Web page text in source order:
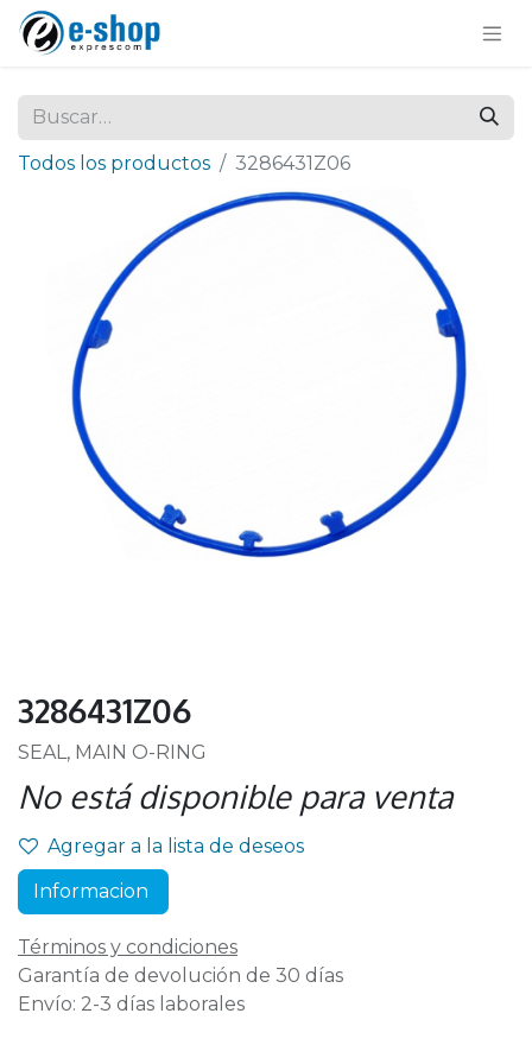
Todos los productos 3286431Z06
3286431Z06
SEAL, MAIN O-RING
No está disponible para venta
Agregar a la lista de deseos
Informacion
Términos y condiciones
Garantía de devolución de 30 días
Envío: 2-3 días laborales